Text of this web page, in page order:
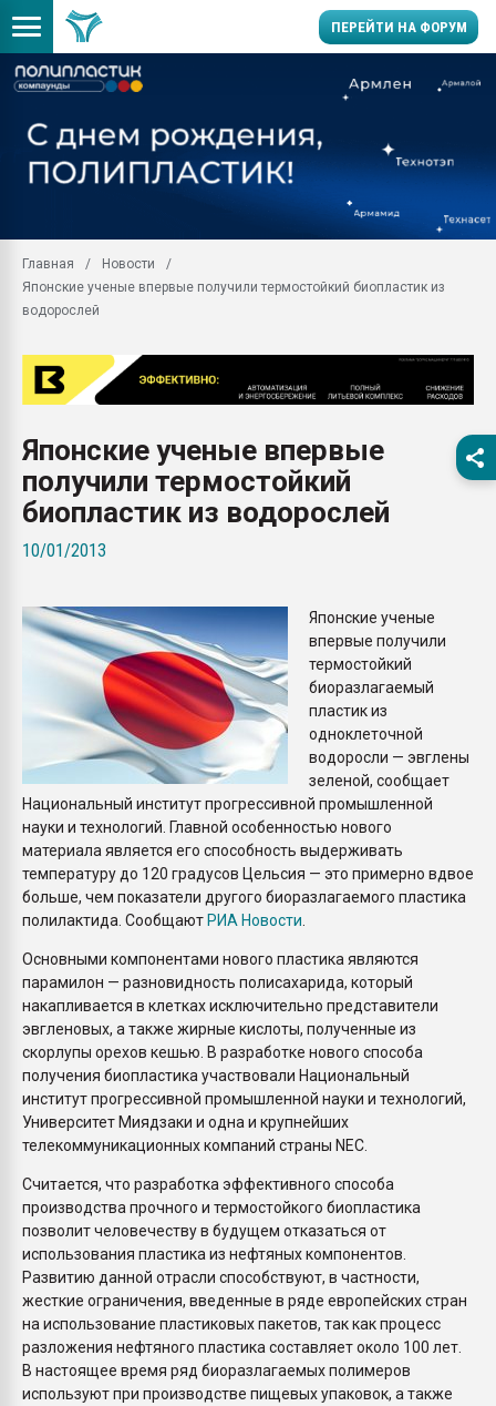
ПЕРЕЙТИ НА ФОРУМ
заводу пластмасс"
28.07.2026
первый план в
28.07.2026
ситуацией на
Всё, что касается
Главная
Новости
Японские ученые впервые получили термостойкий биопластик из
водорослей
Японские ученые впервые
получили термостойкий
биопластик из водорослей
10/01/2013
Японские ученые
впервые получили
термостойкий
биоразлагаемый
пластик из
одноклеточной
водоросли — эвглены
зеленой, сообщает
Национальный институт прогрессивной промышленной
науки и технологий. Главной особенностью нового
материала является его способность выдерживать
температуру до 120 градусов Цельсия — это примерно вдвое
больше, чем показатели другого биоразлагаемого пластика
полилактида. СообщаютРИА Новости
Основными компонентами нового пластика являются
парамилон — разновидность полисахарида, который
накапливается в клетках исключительно представители
эвгленовых, а также жирные кислоты, полученные из
скорлупы орехов кешью. В разработке нового способа
получения биопластика участвовали Национальный
институт прогрессивной промышленной науки и технологий,
Университет Миядзаки и одна и крупнейших
телекоммуникационных компаний страны NEC.
Считается, что разработка эффективного способа
производства прочного и термостойкого биопластика
позволит человечеству в будущем отказаться от
использования пластика из нефтяных компонентов.
Развитию данной отрасли способствуют, в частности,
жесткие ограничения, введенные в ряде европейских стран
на использование пластиковых пакетов, так как процесс
разложения нефтяного пластика составляет около 100 лет.
В настоящее время ряд биоразлагаемых полимеров
используют при производстве пищевых упаковок, а также